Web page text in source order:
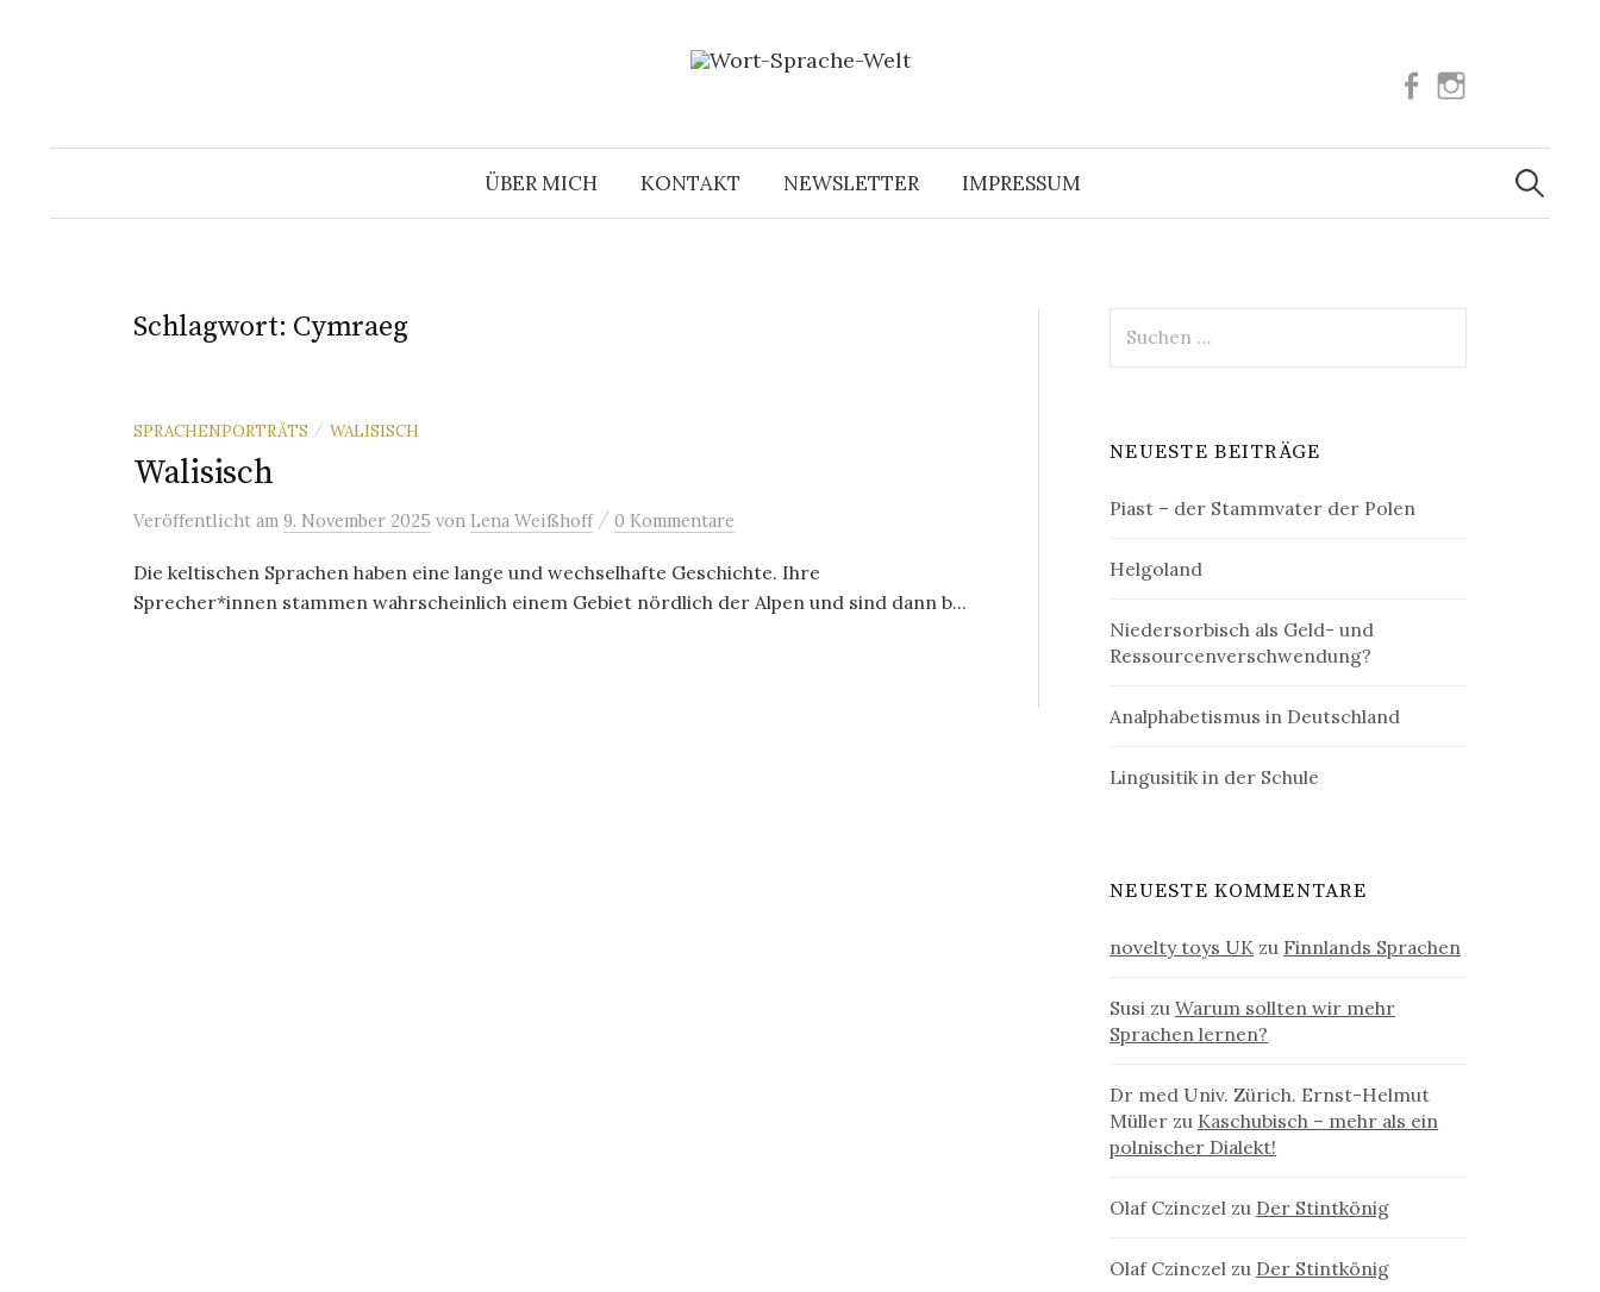
Facebook
ÜBER MICH KONTAKT NEWSLETTER IMPRESSUM
Suchen
nach:
Schlagwort: Cymraeg
SPRACHENPORTRÄTS / WALISISCH
Walisisch
Veröffentlicht am 9. November 2025 von Lena Weißhoff / 0 Kommentare
Die keltischen Sprachen haben eine lange und wechselhafte Geschichte. Ihre
Sprecher*innen stammen wahrscheinlich einem Gebiet nördlich der Alpen und sind dann b...
nach:
NEUESTE BEITRÄGE
Piast – der Stammvater der Polen
Helgoland
Niedersorbisch als Geld- und
Ressourcenverschwendung?
Analphabetismus in Deutschland
Lingusitik in der Schule
NEUESTE KOMMENTARE
novelty toys UK zu Finnlands Sprachen
Susi zuWarum sollten wir mehr
Sprachen lernen?
Dr med Univ. Zürich. Ernst-Helmut
Müller zu Kaschubisch – mehr als ein
polnischer Dialekt!
Olaf Czinczel zu Der Stintkönig
Olaf Czinczel zu Der Stintkönig